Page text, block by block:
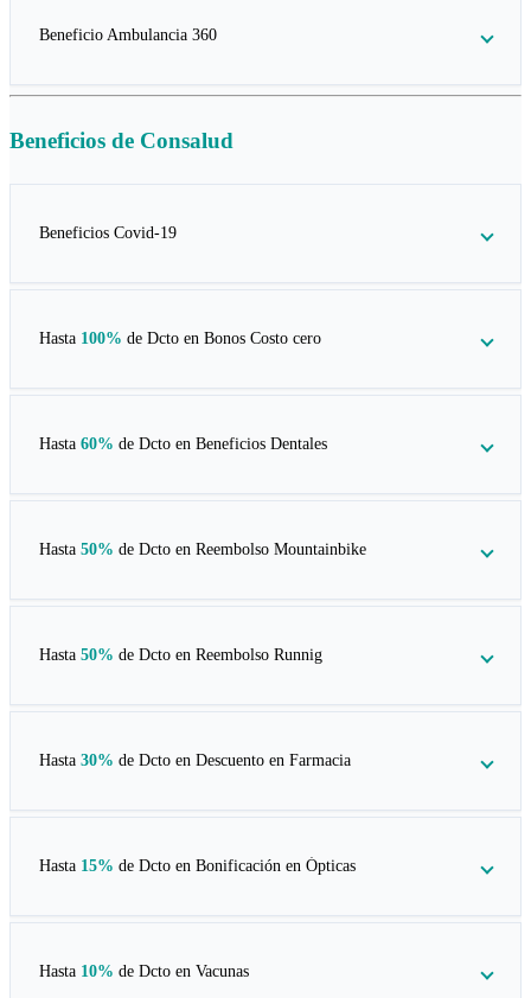
Beneficio Ambulancia 360
Beneficios de Consalud
Beneficios Covid-19
Hasta 100% de Dcto en Bonos Costo cero
Hasta 60% de Dcto en Beneficios Dentales
Hasta 50% de Dcto en Reembolso Mountainbike
Hasta 50% de Dcto en Reembolso Runnig
Hasta 30% de Dcto en Descuento en Farmacia
Hasta 15% de Dcto en Bonificación en Ópticas
Hasta 10% de Dcto en Vacunas